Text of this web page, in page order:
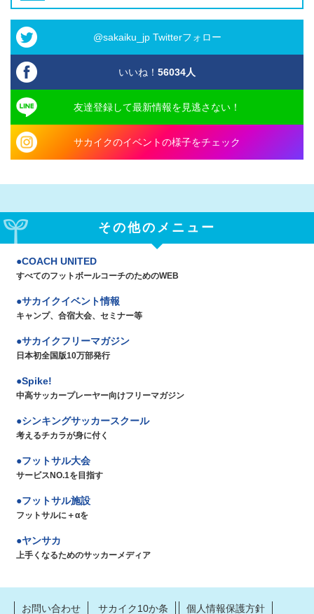
@sakaiku_jp Twitterフォロー
いいね！ 56034人
友達登録して最新情報を見逃さない！
サカイクのイベントの様子をチェック
その他のメニュー
COACH UNITED
すべてのフットボールコーチのためのWEB
サカイクイベント情報
キャンプ、合宿大会、セミナー等
サカイクフリーマガジン
日本初全国版10万部発行
Spike!
中高サッカープレーヤー向けフリーマガジン
シンキングサッカースクール
考えるチカラが身に付く
フットサル大会
サービスNO.1を目指す
フットサル施設
フットサルに＋αを
ヤンサカ
上手くなるためのサッカーメディア
お問い合わせ サカイク10か条 個人情報保護方針